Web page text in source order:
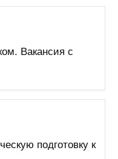
Вакансия с
подготовку к